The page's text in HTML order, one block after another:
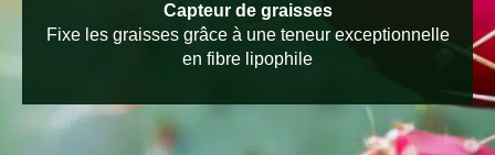
Capteur de graisses
Fixe les graisses grâce à une teneur exceptionnelle
en fibre lipophile